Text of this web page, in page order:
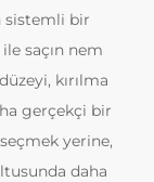
sistemli bir
saçın nem
kırılma
gerçekçi bir
yerine,
daha